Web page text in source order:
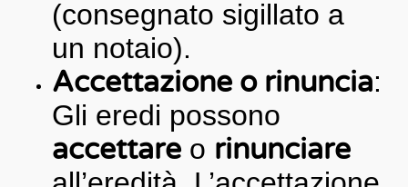
(consegnato sigillato a
un notaio).
Accettazione o rinuncia:
Gli eredi possono
accettareo rinunciare